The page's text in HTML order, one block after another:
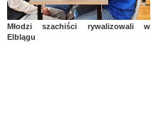
Młodzi szachiści rywalizowali w
Elblągu